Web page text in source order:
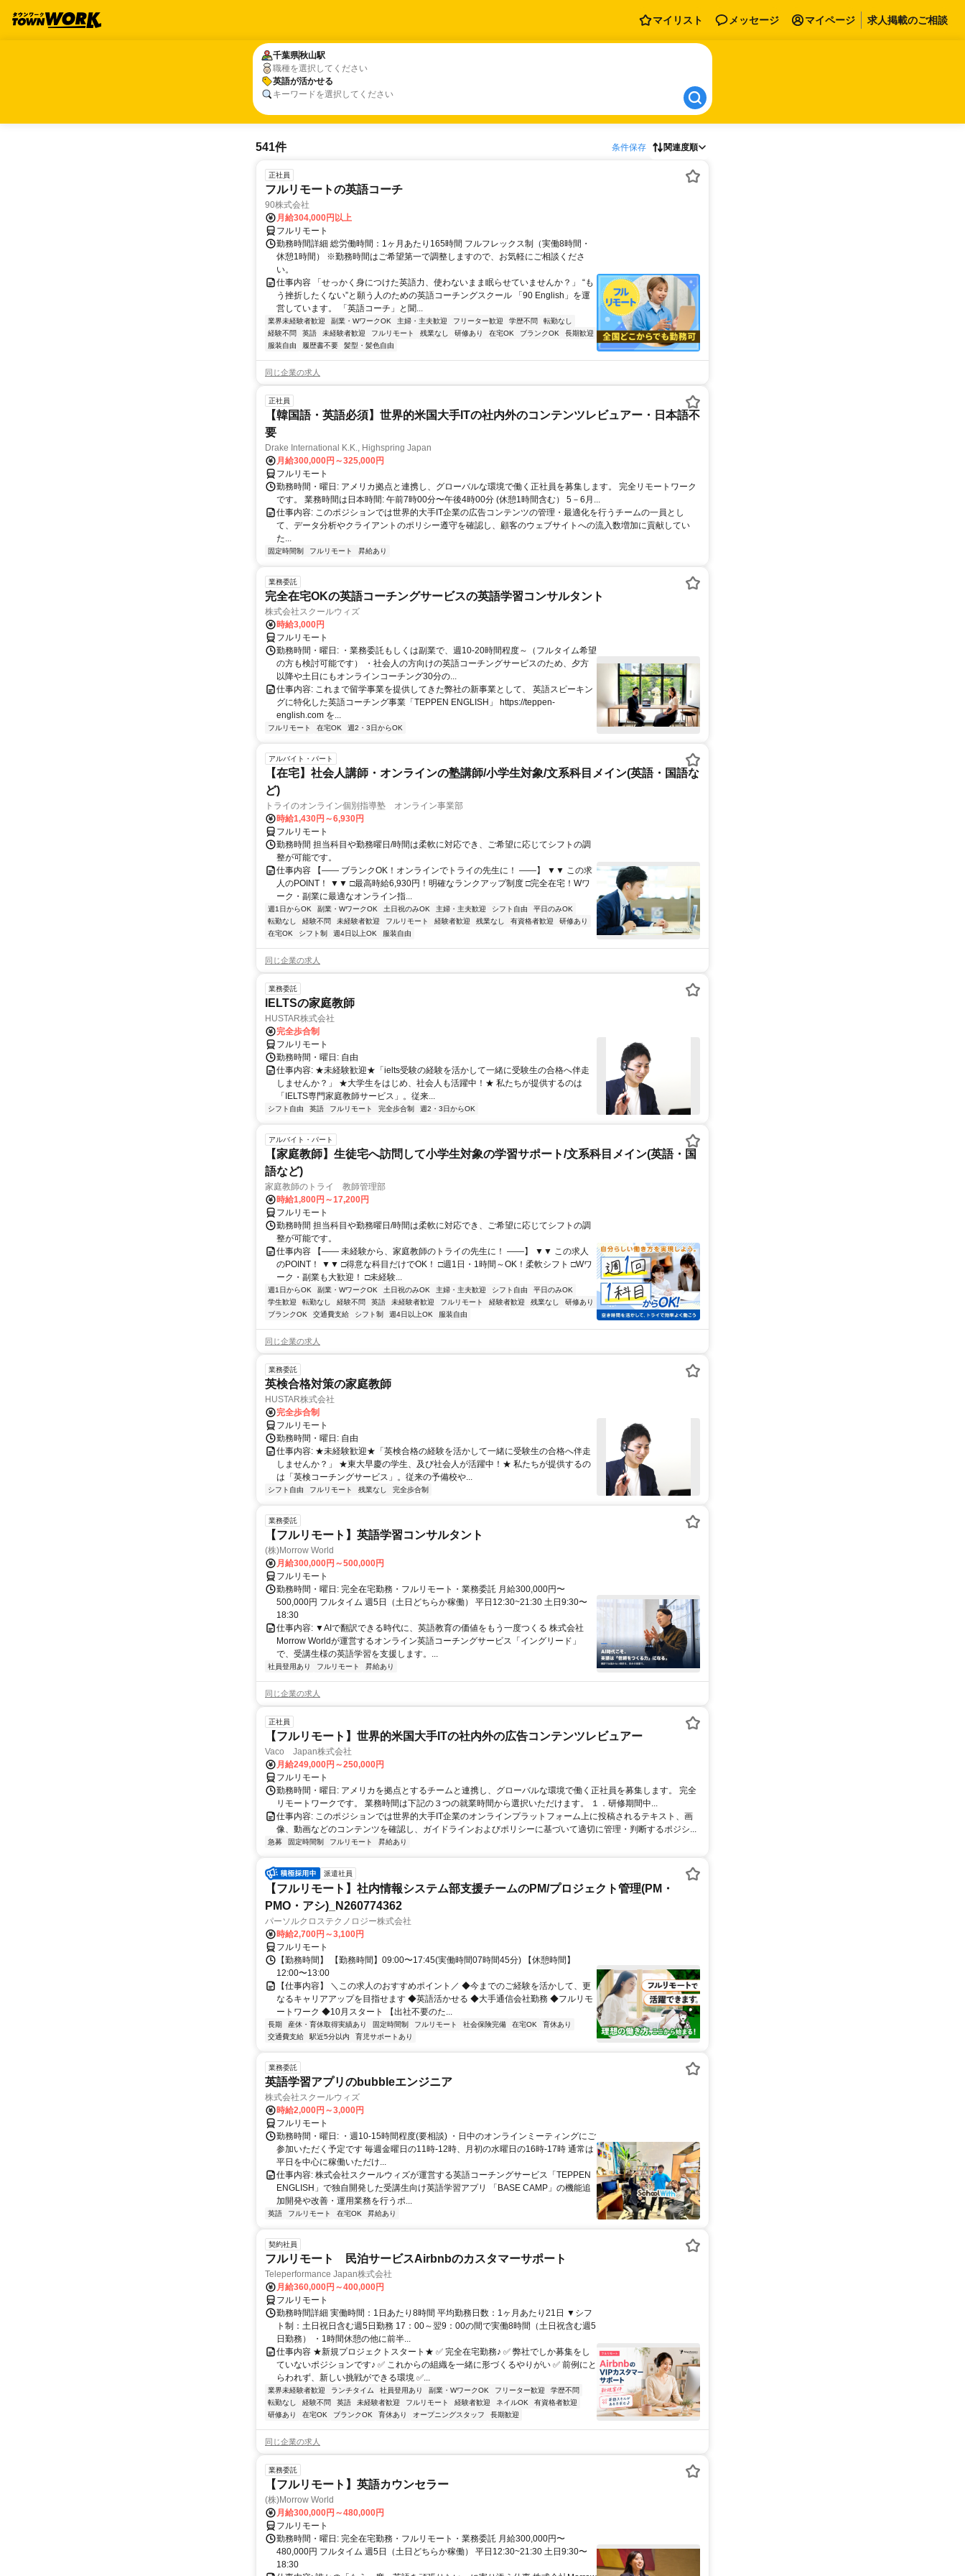
マイリスト メッセージ マイページ 求人掲載のご相談
千葉県秋山駅
職種を選択してください
英語が活かせる
キーワードを選択してください
千葉県秋山駅
英語が活かせる
541件 条件保存 関連度順
正社員
フルリモートの英語コーチ
90株式会社
月給304,000円以上
フルリモート
勤務時間詳細 総労働時間：1ヶ月あたり165時間 フルフレックス制（実働8時間・
休憩1時間） ※勤務時間はご希望第一で調整しますので、お気軽にご相談くださ
い。
仕事内容 「せっかく身につけた英語力、使わないまま眠らせていませんか？」 “も
う挫折したくない”と願う人のための英語コーチングスクール 「90 English」を運
営しています。 「英語コーチ」と聞...
業界未経験者歓迎 副業・WワークOK 主婦・主夫歓迎 フリーター歓迎 学歴不問
転勤なし
経験不問
英語 未経験者歓迎 フルリモート 残業なし 研修あり 在宅OK ブランクOK
長期歓迎
服装自由
履歴書不要 髪型・髪色自由
同じ企業の求人
正社員
【韓国語・英語必須】世界的米国大手ITの社内外のコンテンツレビュアー・日本語不
要
Drake International K.K., Highspring Japan
月給300,000円～325,000円
フルリモート
勤務時間・曜日: アメリカ拠点と連携し、グローバルな環境で働く正社員を募集します。 完全リモートワーク
です。 業務時間は日本時間: 午前7時00分〜午後4時00分 (休憩1時間含む） 5－6月...
仕事内容: このポジションでは世界的大手IT企業の広告コンテンツの管理・最適化を行うチームの一員とし
て、データ分析やクライアントのポリシー遵守を確認し、顧客のウェブサイトへの流入数増加に貢献してい
た...
固定時間制 フルリモート 昇給あり
業務委託
完全在宅OKの英語コーチングサービスの英語学習コンサルタント
株式会社スクールウィズ
時給3,000円
フルリモート
勤務時間・曜日: ・業務委託もしくは副業で、週10-20時間程度～（フルタイム希望
の方も検討可能です） ・社会人の方向けの英語コーチングサービスのため、夕方
以降や土日にもオンラインコーチング30分の...
仕事内容: これまで留学事業を提供してきた弊社の新事業として、 英語スピーキン
グに特化した英語コーチング事業「TEPPEN ENGLISH」 https://teppen-
english.com を...
フルリモート 在宅OK 週2・3日からOK
アルバイト・パート
【在宅】社会人講師・オンラインの塾講師/小学生対象/文系科目メイン(英語・国語な
ど)
トライのオンライン個別指導塾 オンライン事業部
時給1,430円～6,930円
フルリモート
勤務時間 担当科目や勤務曜日/時間は柔軟に対応でき、ご希望に応じてシフトの調
整が可能です。
仕事内容 【―― ブランクOK！オンラインでトライの先生に！ ――】 ▼▼ この求
人のPOINT！ ▼▼ □最高時給6,930円！明確なランクアップ制度 □完全在宅！Wワ
ーク・副業に最適なオンライン指...
週1日からOK 副業・WワークOK 土日祝のみOK 主婦・主夫歓迎 シフト自由
平日のみOK
転勤なし
経験不問 未経験者歓迎 フルリモート 経験者歓迎 残業なし 有資格者歓迎
研修あり
在宅OK
シフト制 週4日以上OK 服装自由
同じ企業の求人
業務委託
IELTSの家庭教師
HUSTAR株式会社
完全歩合制
フルリモート
勤務時間・曜日: 自由
仕事内容: ★未経験歓迎★「ielts受験の経験を活かして一緒に受験生の合格へ伴走
しませんか？」 ★大学生をはじめ、社会人も活躍中！★ 私たちが提供するのは
「IELTS専門家庭教師サービス」。従来...
シフト自由 英語 フルリモート 完全歩合制 週2・3日からOK
アルバイト・パート
【家庭教師】生徒宅へ訪問して小学生対象の学習サポート/文系科目メイン(英語・国
語など)
家庭教師のトライ 教師管理部
時給1,800円～17,200円
フルリモート
勤務時間 担当科目や勤務曜日/時間は柔軟に対応でき、ご希望に応じてシフトの調
整が可能です。
仕事内容 【―― 未経験から、家庭教師のトライの先生に！ ――】 ▼▼ この求人
のPOINT！ ▼▼ □得意な科目だけでOK！ □週1日・1時間～OK！柔軟シフト □Wワ
ーク・副業も大歓迎！ □未経験...
週1日からOK 副業・WワークOK 土日祝のみOK 主婦・主夫歓迎 シフト自由
平日のみOK
学生歓迎
転勤なし 経験不問 英語 未経験者歓迎 フルリモート 経験者歓迎 残業なし
研修あり
ブランクOK
交通費支給 シフト制 週4日以上OK 服装自由
同じ企業の求人
業務委託
英検合格対策の家庭教師
HUSTAR株式会社
完全歩合制
フルリモート
勤務時間・曜日: 自由
仕事内容: ★未経験歓迎★「英検合格の経験を活かして一緒に受験生の合格へ伴走
しませんか？」 ★東大早慶の学生、及び社会人が活躍中！★ 私たちが提供するの
は「英検コーチングサービス」。従来の予備校や...
シフト自由 フルリモート 残業なし 完全歩合制
業務委託
【フルリモート】英語学習コンサルタント
(株)Morrow World
月給300,000円～500,000円
フルリモート
勤務時間・曜日: 完全在宅勤務・フルリモート・業務委託 月給300,000円〜
500,000円 フルタイム 週5日（土日どちらか稼働） 平日12:30~21:30 土日9:30〜
18:30
仕事内容: ▼AIで翻訳できる時代に、英語教育の価値をもう一度つくる 株式会社
Morrow Worldが運営するオンライン英語コーチングサービス「イングリード」
で、受講生様の英語学習を支援します。...
社員登用あり フルリモート 昇給あり
同じ企業の求人
正社員
【フルリモート】世界的米国大手ITの社内外の広告コンテンツレビュアー
Vaco Japan株式会社
月給249,000円～250,000円
フルリモート
勤務時間・曜日: アメリカを拠点とするチームと連携し、グローバルな環境で働く正社員を募集します。 完全
リモートワークです。 業務時間は下記の３つの就業時間から選択いただけます。 １．研修期間中...
仕事内容: このポジションでは世界的大手IT企業のオンラインプラットフォーム上に投稿されるテキスト、画
像、動画などのコンテンツを確認し、ガイドラインおよびポリシーに基づいて適切に管理・判断するポジシ...
急募 固定時間制 フルリモート 昇給あり
派遣社員
【フルリモート】社内情報システム部支援チームのPM/プロジェクト管理(PM・
PMO・アシ)_N260774362
パーソルクロステクノロジー株式会社
時給2,700円～3,100円
フルリモート
【勤務時間】 【勤務時間】09:00〜17:45(実働時間07時間45分) 【休憩時間】
12:00〜13:00
【仕事内容】 ＼この求人のおすすめポイント／ ◆今までのご経験を活かして、更
なるキャリアアップを目指せます ◆英語活かせる ◆大手通信会社勤務 ◆フルリモ
ートワーク ◆10月スタート 【出社不要のた...
長期 産休・育休取得実績あり 固定時間制 フルリモート 社会保険完備 在宅OK
育休あり
交通費支給
駅近5分以内 育児サポートあり
業務委託
英語学習アプリのbubbleエンジニア
株式会社スクールウィズ
時給2,000円～3,000円
フルリモート
勤務時間・曜日: ・週10-15時間程度(要相談) ・日中のオンラインミーティングにご
参加いただく予定です 毎週金曜日の11時-12時、月初の水曜日の16時-17時 通常は
平日を中心に稼働いただけ...
仕事内容: 株式会社スクールウィズが運営する英語コーチングサービス「TEPPEN
ENGLISH」で独自開発した受講生向け英語学習アプリ 「BASE CAMP」の機能追
加開発や改善・運用業務を行うポ...
英語 フルリモート 在宅OK 昇給あり
契約社員
フルリモート 民泊サービスAirbnbのカスタマーサポート
Teleperformance Japan株式会社
月給360,000円～400,000円
フルリモート
勤務時間詳細 実働時間：1日あたり8時間 平均勤務日数：1ヶ月あたり21日 ▼シフ
ト制：土日祝日含む週5日勤務 17：00～翌9：00の間で実働8時間（土日祝含む週5
日勤務） ・1時間休憩の他に前半...
仕事内容 ★新規プロジェクトスタート★ ✅ 完全在宅勤務♪ ✅ 弊社でしか募集をし
ていないポジションです♪ ✅ これからの組織を一緒に形づくるやりがい ✅ 前例にと
らわれず、新しい挑戦ができる環境 ✅...
業界未経験者歓迎 ランチタイム 社員登用あり 副業・WワークOK フリーター歓迎
学歴不問
転勤なし
経験不問 英語 未経験者歓迎 フルリモート 経験者歓迎 ネイルOK
有資格者歓迎
研修あり
在宅OK ブランクOK 育休あり オープニングスタッフ 長期歓迎
同じ企業の求人
業務委託
【フルリモート】英語カウンセラー
(株)Morrow World
月給300,000円～480,000円
フルリモート
勤務時間・曜日: 完全在宅勤務・フルリモート・業務委託 月給300,000円〜
480,000円 フルタイム 週5日（土日どちらか稼働） 平日12:30~21:30 土日9:30〜
18:30